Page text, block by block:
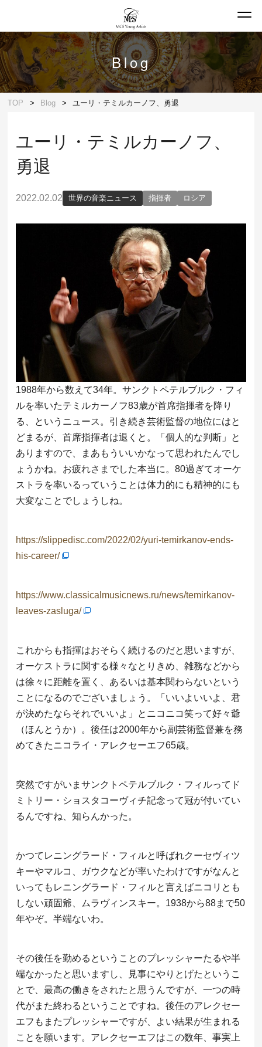
Blog
TOP Blog ユーリ・テミルカーノフ、勇退
ユーリ・テミルカーノフ、
勇退
2022.02.02 世界の音楽ニュース 指揮者 ロシア
1988年から数えて34年。サンクトペテルブルク・フィ
ルを率いたテミルカーノフ83歳が首席指揮者を降り
る、というニュース。引き続き芸術監督の地位にはと
どまるが、首席指揮者は退くと。「個人的な判断」と
ありますので、まあもういいかなって思われたんでし
ょうかね。お疲れさまでした本当に。80過ぎてオーケ
ストラを率いるっていうことは体力的にも精神的にも
大変なことでしょうしね。
https://slippedisc.com/2022/02/yuri-temirkanov-ends-
his-career/
https://www.classicalmusicnews.ru/news/temirkanov-
leaves-zasluga/
これからも指揮はおそらく続けるのだと思いますが、
オーケストラに関する様々なとりきめ、雑務などから
は徐々に距離を置く、あるいは基本関わらないという
ことになるのでございましょう。「いいよいいよ、君
が決めたならそれでいいよ」とニコニコ笑って好々爺
（ほんとうか）。後任は2000年から副芸術監督兼を務
めてきたニコライ・アレクセーエフ65歳。
突然ですがいまサンクトペテルブルク・フィルってド
ミトリー・ショスタコーヴィチ記念って冠が付いてい
るんですね、知らんかった。
かつてレニングラード・フィルと呼ばれクーセヴィツ
キーやマルコ、ガウクなどが率いたわけですがなんと
いってもレニングラード・フィルと言えばニコリとも
しない頑固爺、ムラヴィンスキー。1938から88まで50
年やぞ。半端ないわ。
その後任を勤めるということのプレッシャーたるや半
端なかったと思いますし、見事にやりとげたというこ
とで、最高の働きをされたと思うんですが、一つの時
代がまた終わるということですね。後任のアレクセー
エフもまたプレッシャーですが、よい結果が生まれる
ことを願います。アレクセーエフはこの数年、事実上